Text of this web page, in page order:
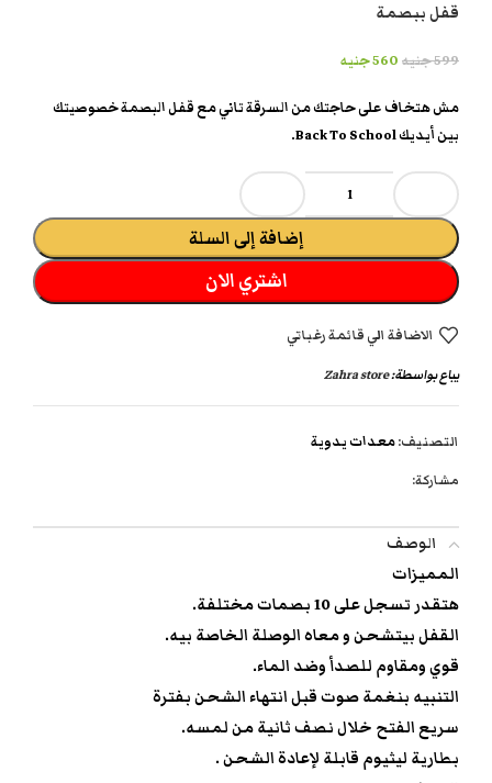
قفل ببصمة
599جنيه 560جنيه
مش هتخاف على حاجتك من السرقة تاني مع قفل البصمة خصوصيتك
بين أيديك Back To School.
إضافة إلى السلة
اشتري الان
الاضافة الي قائمة رغباتي
يباع بواسطة:Zahra store
التصنيف:معدات يدوية
مشاركة:
الوصف
المميزات
هتقدر تسجل على 10 بصمات مختلفة.
القفل بيتشحن و معاه الوصلة الخاصة بيه.
قوي ومقاوم للصدأ وضد الماء.
التنبيه بنغمة صوت قبل انتهاء الشحن بفترة
سريع الفتح خلال نصف ثانية من لمسه.
بطارية ليثيوم قابلة لإعادة الشحن .